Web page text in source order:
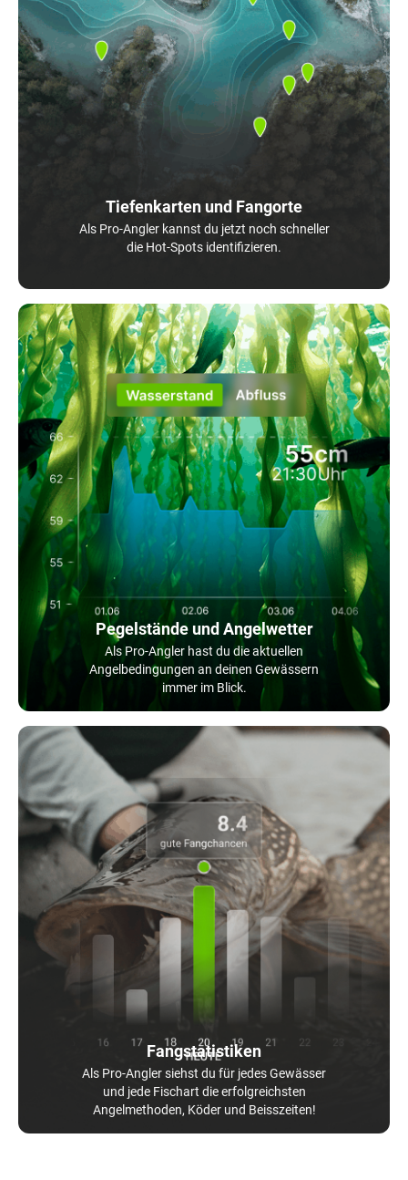
Tiefenkarten und Fangorte
Als Pro-Angler kannst du jetzt noch schneller
die Hot-Spots identifizieren.
Pegelstände und Angelwetter
Als Pro-Angler hast du die aktuellen
Angelbedingungen an deinen Gewässern
immer im Blick.
Fangstatistiken
Als Pro-Angler siehst du für jedes Gewässer
und jede Fischart die erfolgreichsten
Angelmethoden, Köder und Beisszeiten!